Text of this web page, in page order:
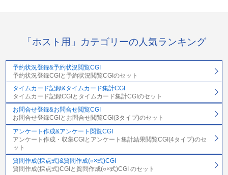
「ホスト用」カテゴリーの人気ランキング
予約状況登録&予約状況閲覧CGI
予約状況登録CGIと予約状況閲覧CGIのセット
タイムカード記録&タイムカード集計CGI
タイムカード記録CGIとタイムカード集計CGIのセット
お問合せ登録&お問合せ閲覧CGI
お問合せ登録CGIとお問合せ閲覧CGI(3タイプ)のセット
アンケート作成&アンケート閲覧CGI
アンケート作成・収集CGIとアンケート集計結果閲覧CGI(4タイプ)のセ
ット
質問作成(採点式)&質問作成(○×式)CGI
質問作成(採点式)CGIと質問作成(○×式)CGI のセット